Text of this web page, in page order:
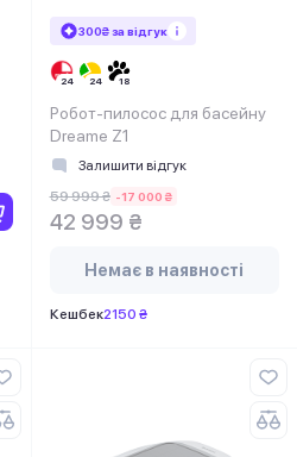
300₴ за відгук
Робот-пилосос для басейну
Dreame Z1
Залишити відгук
59 999 ₴ -17 000 ₴
42 999 ₴
Немає в наявності
Кешбек2150 ₴